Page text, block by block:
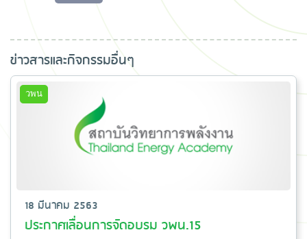
ข่าวสารและกิจกรรมอื่นๆ
วพน
18 มีนาคม 2563
ประกาศเลื่อนการจัดอบรม วพน.15